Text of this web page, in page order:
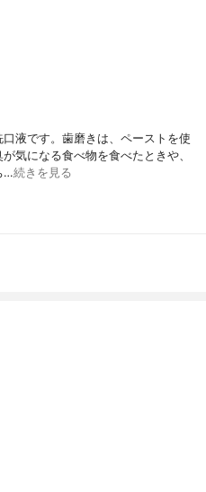
液です。歯磨きは、ペーストを使
気になる食べ物を食べたときや、
…続きを見る